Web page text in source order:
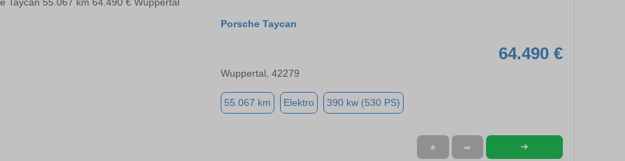
Porsche Taycan
64.490 €
Wuppertal, 42279
55.067 km Elektro 390 kw (530 PS)
★ ➦ ➜